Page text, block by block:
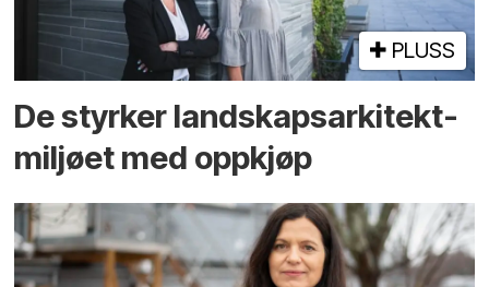
PLUSS
De styrker landskaps­arkitekt­
miljøet med oppkjøp